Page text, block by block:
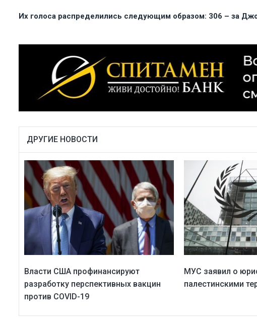
Их голоса распределились следующим образом: 306 – за
ДРУГИЕ НОВОСТИ
Власти США профинансируют
разработку перспективных вакцин
против COVID-19
МУС заявил о
палестинскими